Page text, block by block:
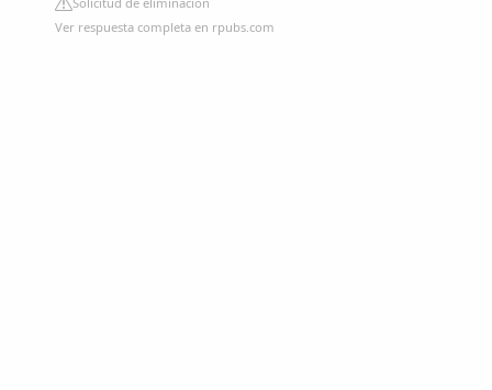
Ver respuesta completa en rpubs.com